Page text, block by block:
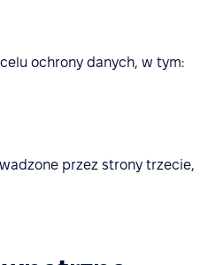
ochrony danych, w tym:
przez strony trzecie,